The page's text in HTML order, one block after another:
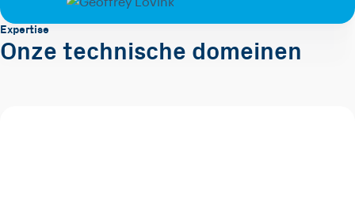
Expertise
Onze technische domeinen